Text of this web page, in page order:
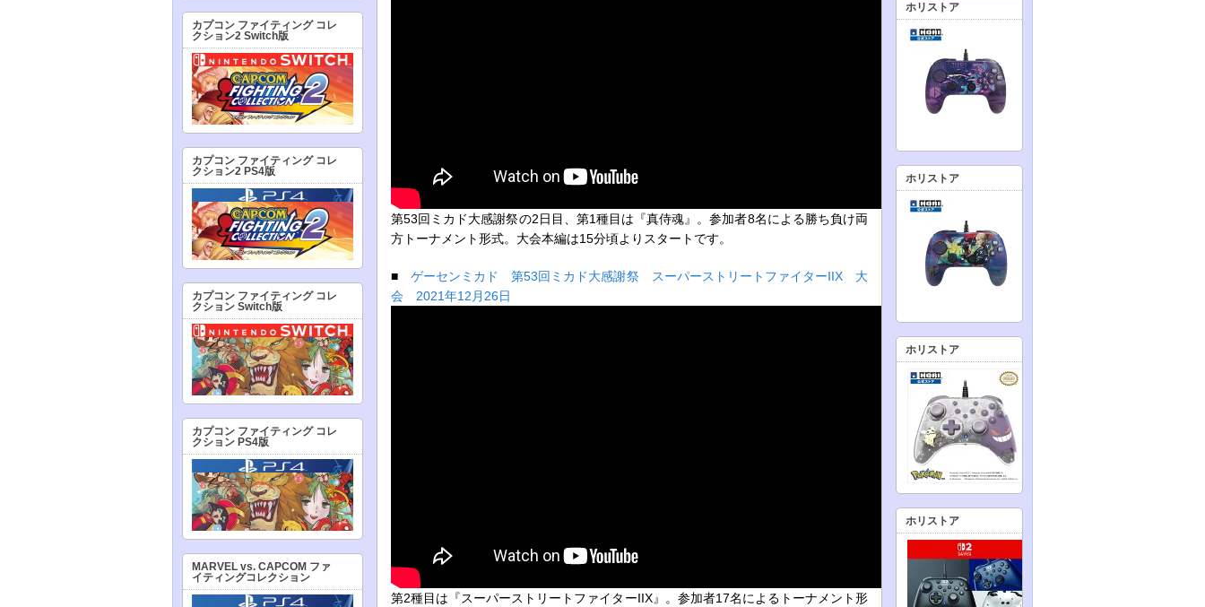
第53回ミカド大感謝祭の2日目、第1種目は『真侍魂』。参加者8名による勝ち負け両
方トーナメント形式。大会本編は15分頃よりスタートです。
■ゲーセンミカド 第53回ミカド大感謝祭 スーパーストリートファイターIIX 大
会 2021年12月26日
第2種目は『スーパーストリートファイターIIX』。参加者17名によるトーナメント形
カプコン ファイティング コレ
クション2 Switch版
カプコン ファイティング コレ
クション2 PS4版
カプコン ファイティング コレ
クション Switch版
カプコン ファイティング コレ
クション PS4版
MARVEL vs. CAPCOM ファ
イティングコレクション
ホリストア
ホリストア
ホリストア
ホリストア